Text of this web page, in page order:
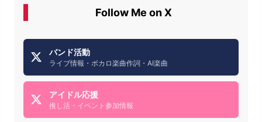
Follow Me on X
バンド活動
ライブ情報・ボカロ楽曲作詞・AI楽曲
アイドル応援
推し活・イベント参加情報